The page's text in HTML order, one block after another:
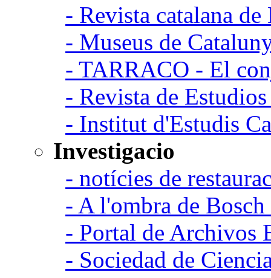
- Revista catalana
- Museus de
- TARRACO - El
- Revista de
- Institut d'Estudis
Investigacio
- notícies de
- A l'ombra de
- Portal de Archivos
- Sociedad de